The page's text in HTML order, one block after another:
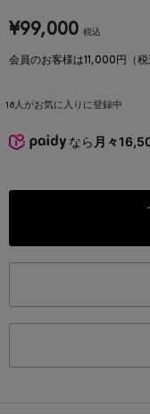
¥99,000 税込
会員のお客様は11,000円（
18人がお気に入りに登録中
なら 月々